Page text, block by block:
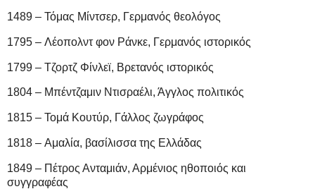
1489 – Τόμας Μίντσερ, Γερμανός θεολόγος
1795 – Λέοπολντ φον Ράνκε, Γερμανός ιστορικός
1799 – Τζορτζ Φίνλεϊ, Βρετανός ιστορικός
1804 – Μπέντζαμιν Ντισραέλι, Άγγλος πολιτικός
1815 – Τομά Κουτύρ, Γάλλος ζωγράφος
1818 – Αμαλία, βασίλισσα της Ελλάδας
1849 – Πέτρος Ανταμιάν, Αρμένιος ηθοποιός και
συγγραφέας